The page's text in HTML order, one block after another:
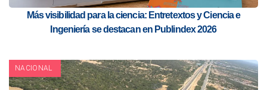
Más visibilidad para la ciencia: Entretextos y Ciencia e
Ingeniería se destacan en Publindex 2026
NACIONAL